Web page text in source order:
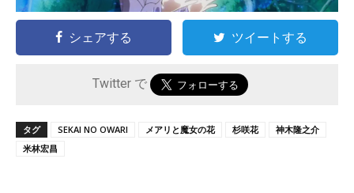
シェアする ツイートする
Twitter で
タグ SEKAI NO OWARI メアリと魔女の花 杉咲花
神木隆之介
米林宏昌